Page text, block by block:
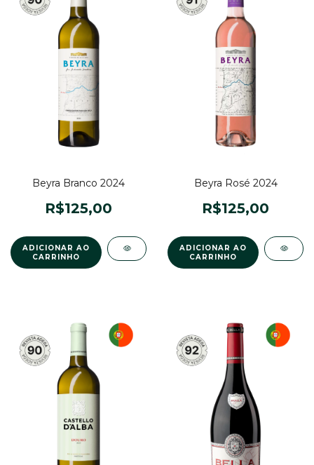
Beyra Branco 2024
R$125,00
Beyra Rosé 2024
R$125,00